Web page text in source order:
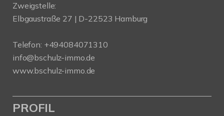
Zweigstelle:
Elbgaustraße 27 | D-22523 Hamburg
Telefon: +494084071310
info@bschulz-immo.de
www.bschulz-immo.de
PROFIL